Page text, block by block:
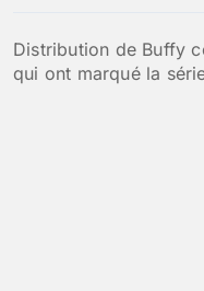
Distribution de Buffy
qui ont marqué la